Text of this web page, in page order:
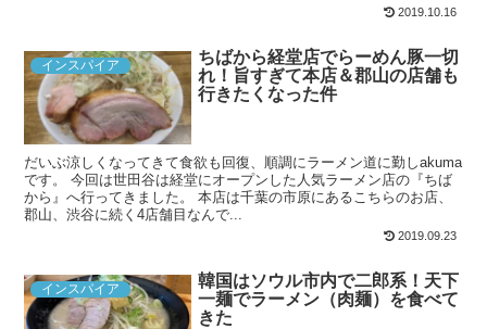
2019.10.16
インスパイア
ちばから経堂店でらーめん豚一切
れ！旨すぎて本店＆郡山の店舗も
行きたくなった件
だいぶ涼しくなってきて食欲も回復、順調にラーメン道に勤しakuma
です。 今回は世田谷は経堂にオープンした人気ラーメン店の『ちば
から』へ行ってきました。 本店は千葉の市原にあるこちらのお店、
郡山、渋谷に続く4店舗目なんで...
2019.09.23
インスパイア
韓国はソウル市内で二郎系！天下
一麺でラーメン（肉麺）を食べて
きた